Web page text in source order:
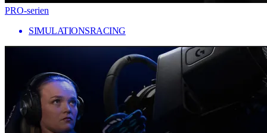
PRO-serien
SIMULATIONSRACING